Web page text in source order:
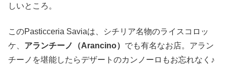
しいところ。
このPasticceria Saviaは、シチリア名物のライスコロッ
ケ、 アランチーノ（Arancino） でも有名なお店。アラン
チーノを堪能したらデザートのカンノーロもお忘れなく♪